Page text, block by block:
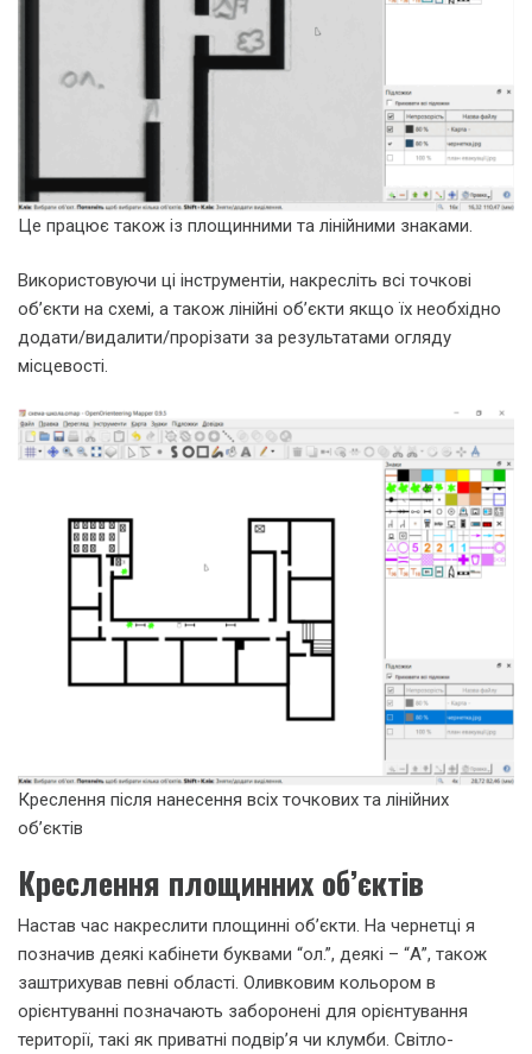
Це працює також із площинними та лінійними знаками.
Використовуючи ці інструментіи, накресліть всі точкові
об’єкти на схемі, а також лінійні об’єкти якщо їх необхідно
додати/видалити/прорізати за результатами огляду
місцевості.
Креслення після нанесення всіх точкових та лінійних
об’єктів
Креслення площинних об’єктів
Настав час накреслити площинні об’єкти. На чернетці я
позначив деякі кабінети буквами “ол.”, деякі – “А”, також
заштрихував певні області. Оливковим кольором в
орієнтуванні позначають заборонені для орієнтування
території, такі як приватні подвір’я чи клумби. Світло-